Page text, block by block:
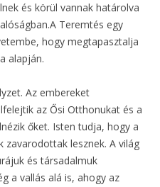
és körül vannak határolva
Teremtés egy
hogy megtapasztalja
alapján.
Az embereket
az Ősi Otthonukat és a
őket. Isten tudja, hogy a
zavarodottak lesznek. A világ
és társadalmuk
a vallás alá is, ahogy az